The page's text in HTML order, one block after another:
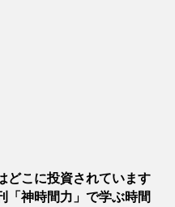
どこに投資されています
「神時間力」で学ぶ時間